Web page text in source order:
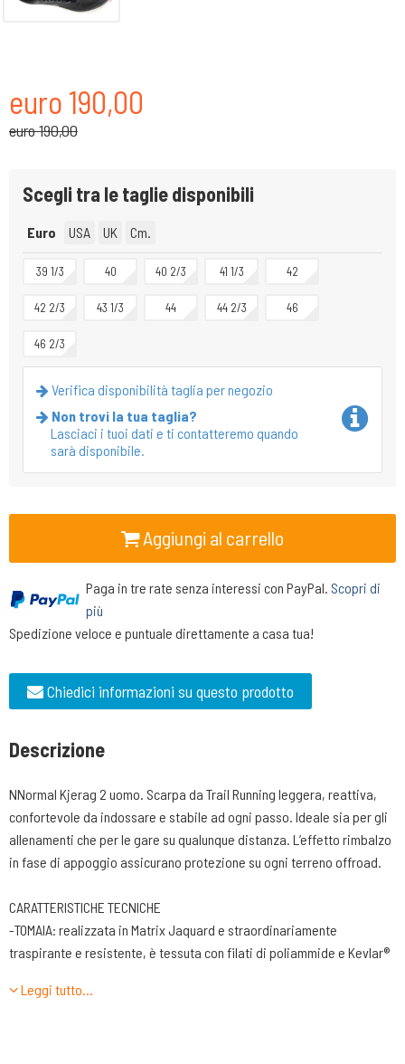
euro 190,00
euro 190,00
Scegli tra le taglie disponibili
Euro USA UK Cm.
39 1/3 40 40 2/3 41 1/3 42
42 2/3 43 1/3 44 44 2/3 46
46 2/3
Verifica disponibilità taglia per negozio
Non trovi la tua taglia?
Lasciaci i tuoi dati e ti contatteremo quando
sarà disponibile.
Aggiungi al carrello
Paga in tre rate senza interessi con PayPal. Scopri di
più
Spedizione veloce e puntuale direttamente a casa tua!
Chiedici informazioni su questo prodotto
Descrizione
NNormal Kjerag 2 uomo. Scarpa da Trail Running leggera, reattiva,
confortevole da indossare e stabile ad ogni passo. Ideale sia per gli
allenamenti che per le gare su qualunque distanza. L’effetto rimbalzo
in fase di appoggio assicurano protezione su ogni terreno offroad.
CARATTERISTICHE TECNICHE
-TOMAIA: realizzata in Matrix Jaquard e straordinariamente
traspirante e resistente, è tessuta con filati di poliammide e Kevlar®
elemento, prodotto nella località francese di Ardèche, si utilizza una
Leggi tutto…